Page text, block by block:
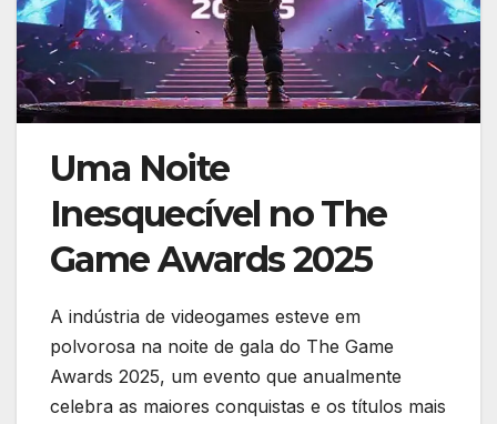
Uma Noite
Inesquecível no The
Game Awards 2025
A indústria de videogames esteve em
polvorosa na noite de gala do The Game
Awards 2025, um evento que anualmente
celebra as maiores conquistas e os títulos mais